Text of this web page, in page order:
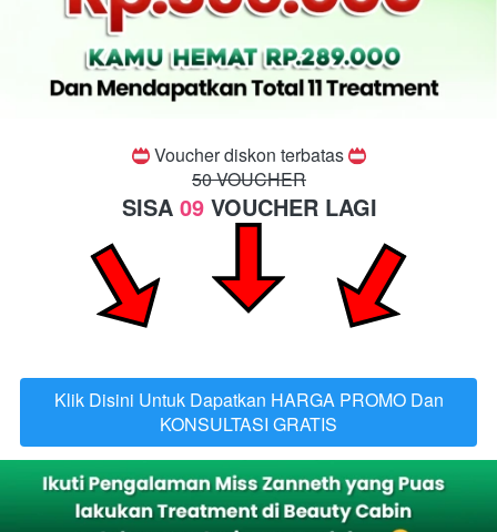
Voucher diskon terbatas
50 VOUCHER
SISA 09 VOUCHER LAGI
Klik Disini Untuk Dapatkan HARGA PROMO Dan
KONSULTASI GRATIS